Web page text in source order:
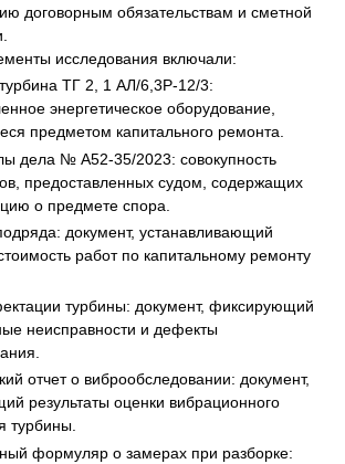
договорным обязательствам и сметной
исследования включали:
ТГ 2, 1 АЛ/6,3Р-12/3:
энергетическое оборудование,
предметом капитального ремонта.
дела № А52-35/2023: совокупность
предоставленных судом, содержащих
о предмете спора.
документ, устанавливающий
работ по капитальному ремонту
турбины: документ, фиксирующий
неисправности и дефекты
отчет о виброобследовании: документ,
результаты оценки вибрационного
турбины.
формуляр о замерах при разборке: